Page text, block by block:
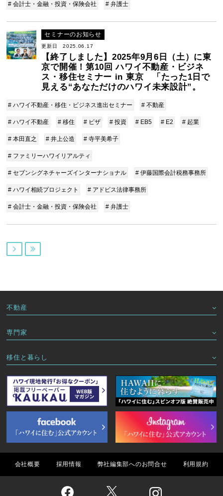
# 会計士・金融・投資・保険会社 # 弁護士
セミナーのお知らせ
更新日 2025.06.17
【終了しました】2025年9月6日（土）に東
京で開催！第10回 ハワイ不動産・ビジネ
ス・移住セミナー in 東京 「たった1日で
見える“あなただけのハワイ未来設計”。
# ハワイ不動産・移住・ビジネス進出セミナー # 不動産
# ハワイ不動産 # 移住 # ビザ # 投資 # EB5 # E2 # 起業
# 本田直之 # 井上公造 # 寺平美希子
# ファミリーハワイリアルティ
# セブンシグネチャーズインターナショナル # 伊藤国際会計税務事務所
# ハワイ相続プロジェクト # アドビス法律事務所
# 会計士・金融・投資・保険会社 # 弁護士
 
不動産
専門家
移住と暮らし
会社概要 採用情報 弊社編集部へのお問合せ 利用規約